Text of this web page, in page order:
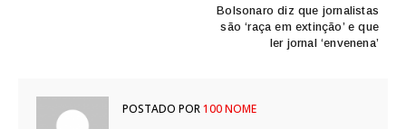
Bolsonaro diz que jornalistas
são ‘raça em extinção’ e que
ler jornal ‘envenena’
POSTADO POR100 NOME